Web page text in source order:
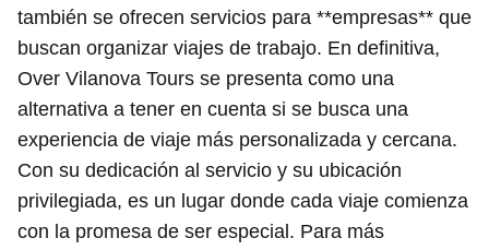
también se ofrecen servicios para **empresas** que
buscan organizar viajes de trabajo. En definitiva,
Over Vilanova Tours se presenta como una
alternativa a tener en cuenta si se busca una
experiencia de viaje más personalizada y cercana.
Con su dedicación al servicio y su ubicación
privilegiada, es un lugar donde cada viaje comienza
con la promesa de ser especial. Para más